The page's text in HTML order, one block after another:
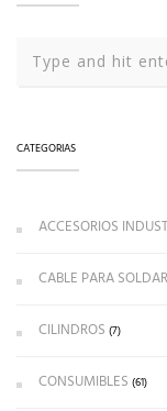
CATEGORIAS
ACCESORIOS
CABLE PARA SOLDAR
CILINDROS (7)
CONSUMIBLES (61)